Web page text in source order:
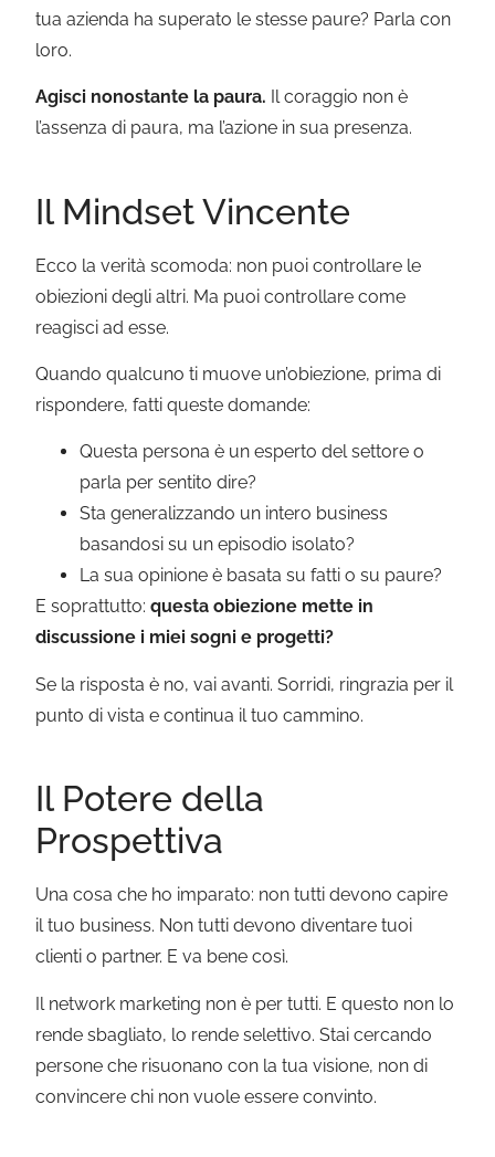
tua azienda ha superato le stesse paure? Parla con
loro.
Agisci nonostante la paura. Il coraggio non è
l’assenza di paura, ma l’azione in sua presenza.
Il Mindset Vincente
Ecco la verità scomoda: non puoi controllare le
obiezioni degli altri. Ma puoi controllare come
reagisci ad esse.
Quando qualcuno ti muove un’obiezione, prima di
rispondere, fatti queste domande:
Questa persona è un esperto del settore o
parla per sentito dire?
Sta generalizzando un intero business
basandosi su un episodio isolato?
La sua opinione è basata su fatti o su paure?
E soprattutto:questa obiezione mette in
discussione i miei sogni e progetti?
Se la risposta è no, vai avanti. Sorridi, ringrazia per il
punto di vista e continua il tuo cammino.
Il Potere della
Prospettiva
Una cosa che ho imparato: non tutti devono capire
il tuo business. Non tutti devono diventare tuoi
clienti o partner. E va bene così.
Il network marketing non è per tutti. E questo non lo
rende sbagliato, lo rende selettivo. Stai cercando
persone che risuonano con la tua visione, non di
convincere chi non vuole essere convinto.